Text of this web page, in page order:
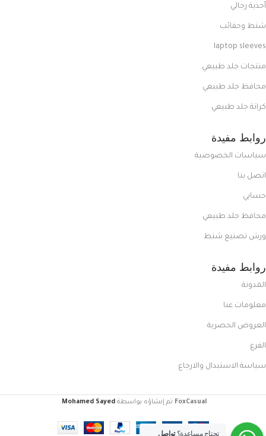
أحذية رجالي
شنط وحقائب
laptop sleeves
منتجات جلد طبيعي
محافظ جلد طبيعي
كراتة جلد طبيعي
روابط مفيدة
سياسات الخصوصية
اتصل بنا
حسابي
محافظ جلد طبيعي
ورش تصنيع شنط
روابط مفيدة
المدونة
معلومات عنا
العروض الحصرية
الفرع
سياسة الاستبدال والارجاع
FoxCasual تم إنشاؤه بواسطةMohamed Sayed
.
تحتاج مساعدة؟تواصل